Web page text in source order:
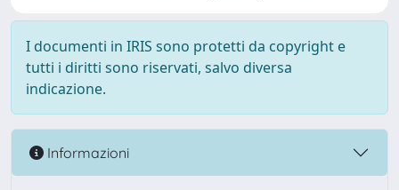
I documenti in IRIS sono protetti da copyright e
tutti i diritti sono riservati, salvo diversa
indicazione.
Informazioni